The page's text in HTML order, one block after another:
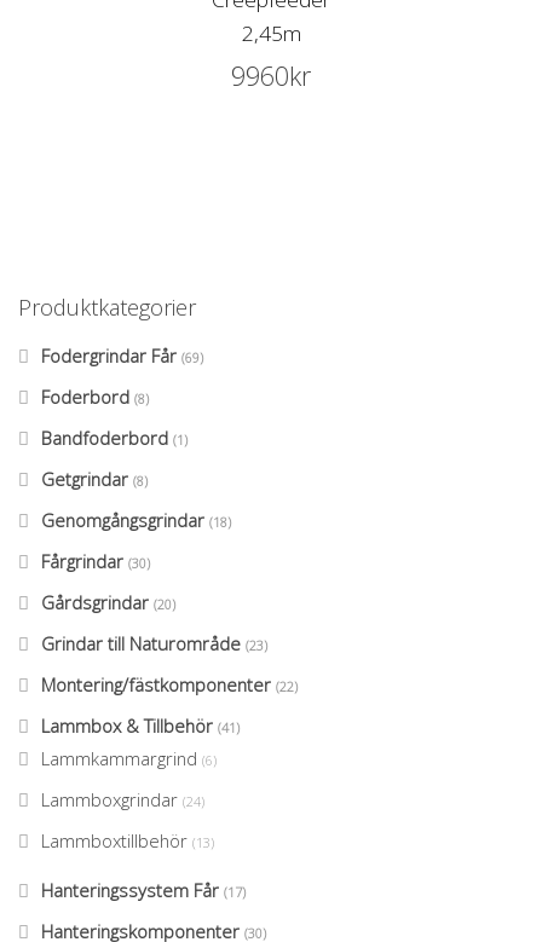
2,45m
9960kr
Produktkategorier
Fodergrindar Får (69)
Foderbord (8)
Bandfoderbord (1)
Getgrindar (8)
Genomgångsgrindar (18)
Fårgrindar (30)
Gårdsgrindar (20)
Grindar till Naturområde (23)
Montering/fästkomponenter (22)
Lammbox & Tillbehör (41)
Lammkammargrind (6)
Lammboxgrindar (24)
Lammboxtillbehör (13)
Hanteringssystem Får (17)
Hanteringskomponenter (30)